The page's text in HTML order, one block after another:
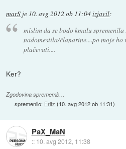
marS je 10. avg 2012 ob 11:04izjavil:
mislim da se bodo kmalu
nadomestila/članarine....po moje bo
plačevati....
Ker?
Zgodovina sprememb…
spremenilo: Fritz (10. avg 2012 ob 11:31)
PaX_MaN
:: 10. avg 2012, 11:38